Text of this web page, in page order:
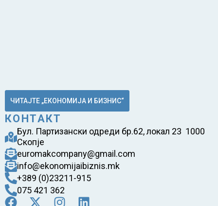
ЧИТАЈТЕ „ЕКОНОМИЈА И БИЗНИС“
КОНТАКТ
Бул. Партизански одреди бр.62, локал 23 1000
Скопје
euromakcompany@gmail.com
info@ekonomijaibiznis.mk
+389 (0)23211-915
075 421 362